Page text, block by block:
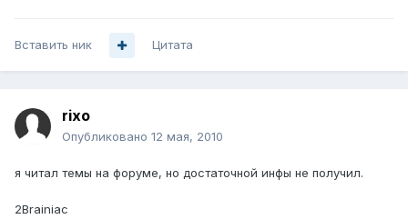
Вставить ник Цитата
rixo
Опубликовано 12 мая, 2010
я читал темы на форуме, но достаточной инфы не получил.
2Brainiac